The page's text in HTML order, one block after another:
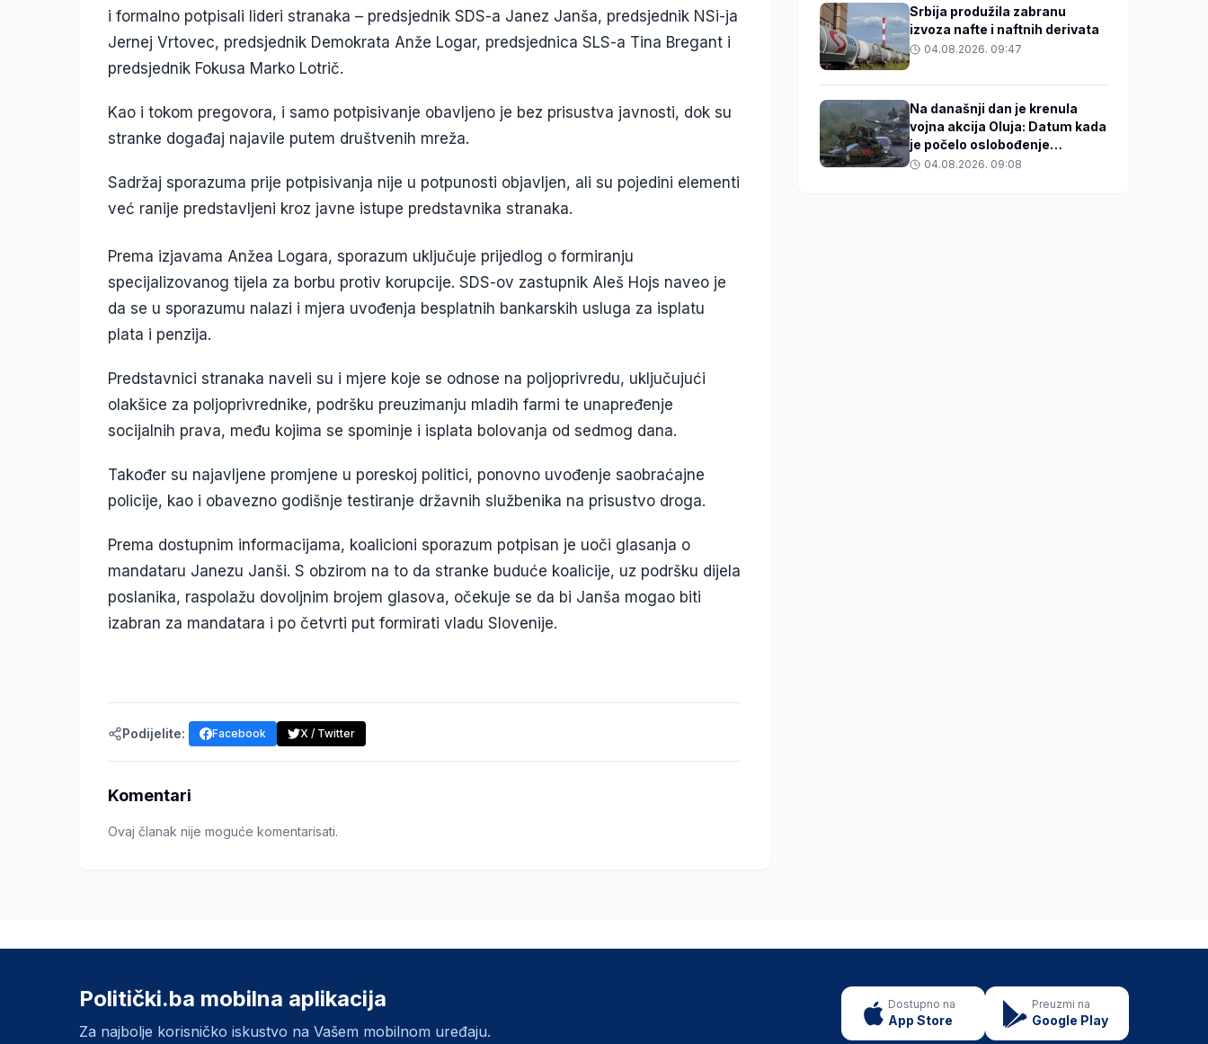
i formalno potpisali lideri stranaka – predsjednik SDS-a Janez Janša, predsjednik NSi-ja
Jernej Vrtovec, predsjednik Demokrata Anže Logar, predsjednica SLS-a Tina Bregant i
predsjednik Fokusa Marko Lotrič.
Kao i tokom pregovora, i samo potpisivanje obavljeno je bez prisustva javnosti, dok su
stranke događaj najavile putem društvenih mreža.
Sadržaj sporazuma prije potpisivanja nije u potpunosti objavljen, ali su pojedini elementi
već ranije predstavljeni kroz javne istupe predstavnika stranaka.
Prema izjavama Anžea Logara, sporazum uključuje prijedlog o formiranju
specijalizovanog tijela za borbu protiv korupcije. SDS-ov zastupnik Aleš Hojs naveo je
da se u sporazumu nalazi i mjera uvođenja besplatnih bankarskih usluga za isplatu
plata i penzija.
Predstavnici stranaka naveli su i mjere koje se odnose na poljoprivredu, uključujući
olakšice za poljoprivrednike, podršku preuzimanju mladih farmi te unapređenje
socijalnih prava, među kojima se spominje i isplata bolovanja od sedmog dana.
Također su najavljene promjene u poreskoj politici, ponovno uvođenje saobraćajne
policije, kao i obavezno godišnje testiranje državnih službenika na prisustvo droga.
Prema dostupnim informacijama, koalicioni sporazum potpisan je uoči glasanja o
mandataru Janezu Janši. S obzirom na to da stranke buduće koalicije, uz podršku dijela
poslanika, raspolažu dovoljnim brojem glasova, očekuje se da bi Janša mogao biti
izabran za mandatara i po četvrti put formirati vladu Slovenije.
Podijelite: Facebook X / Twitter
Komentari
Ovaj članak nije moguće komentarisati.
Srbija produžila zabranu
izvoza nafte i naftnih derivata
04.08.2026. 09:47
Na današnji dan je krenula
vojna akcija Oluja: Datum kada
je počelo oslobođenje
Hrvatske
04.08.2026. 09:08
Politički.ba mobilna aplikacija
Za najbolje korisničko iskustvo na Vašem mobilnom uređaju.
Dostupno na
App Store
Preuzmi na
Google Play